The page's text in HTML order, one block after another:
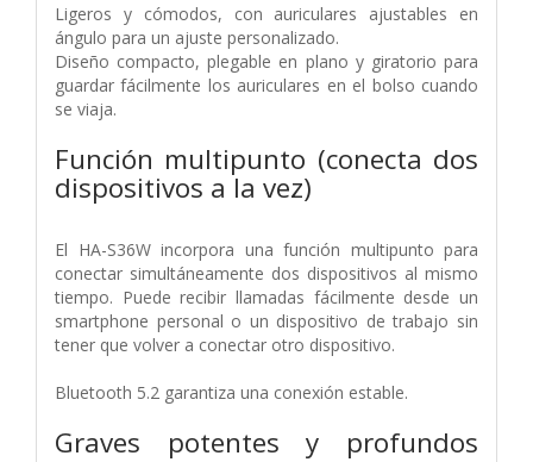
Ligeros y cómodos, con auriculares ajustables en
ángulo para un ajuste personalizado.
Diseño compacto, plegable en plano y giratorio para
guardar fácilmente los auriculares en el bolso cuando
se viaja.
Función multipunto (conecta dos
dispositivos a la vez)
El HA-S36W incorpora una función multipunto para
conectar simultáneamente dos dispositivos al mismo
tiempo. Puede recibir llamadas fácilmente desde un
smartphone personal o un dispositivo de trabajo sin
tener que volver a conectar otro dispositivo.
Bluetooth 5.2 garantiza una conexión estable.
Graves potentes y profundos